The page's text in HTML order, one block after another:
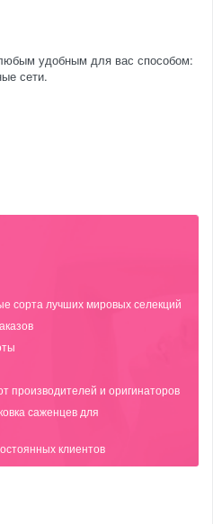
удобным для вас способом:
сети.
сорта лучших мировых селекций
производителей и оригинаторов
саженцев для
клиентов